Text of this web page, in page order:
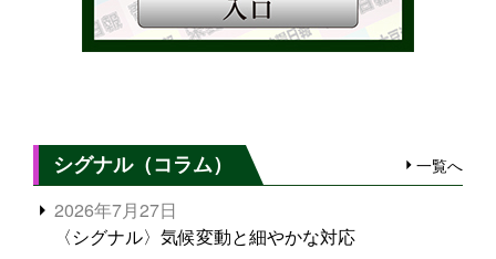
シグナル（コラム） 一覧へ
2026年7月27日
〈シグナル〉気候変動と細やかな対応